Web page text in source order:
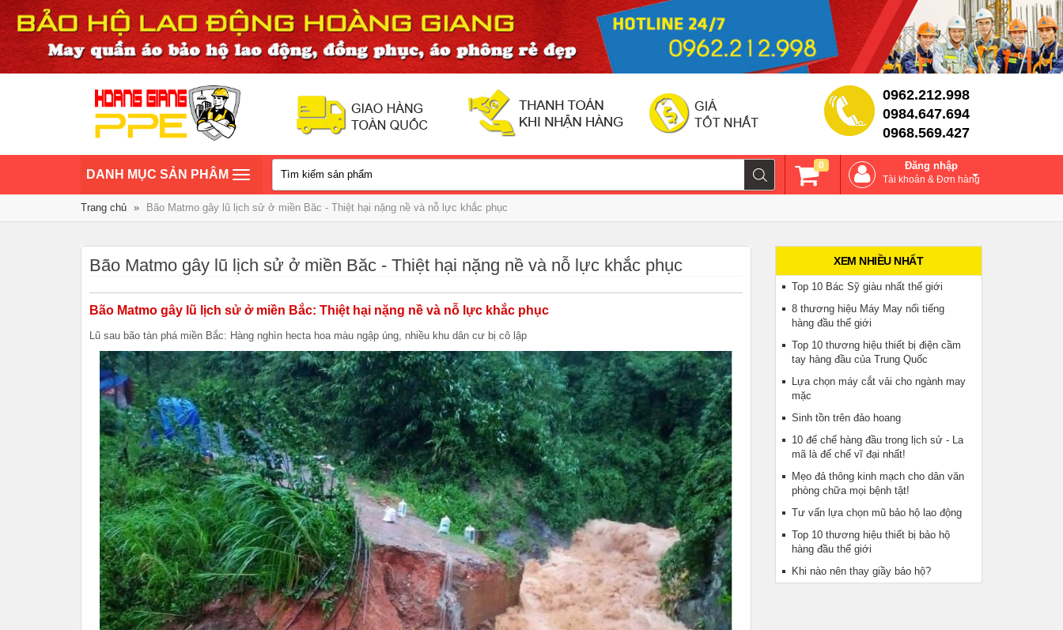
0962.212.998
0984.647.694
0968.569.427
Đăng nhập
Tài khoản & Đơn hàng
0
TOGGLE
NAVIGATION
DANH MỤC SẢN PHÂM
Trang chủ » Bão Matmo gây lũ lịch sử ở miền Băc - Thiệt hại nặng nề và nỗ lực khắc phục
Bão Matmo gây lũ lịch sử ở miền Băc - Thiệt hại nặng nề và nỗ lực khắc phục
Bão Matmo gây lũ lịch sử ở miền Bắc: Thiệt hại nặng nề và nỗ lực khắc phục
Lũ sau bão tàn phá miền Bắc: Hàng nghìn hecta hoa màu ngập úng, nhiều khu dân cư bị cô lập
XEM NHIỀU NHẤT
Top 10 Bác Sỹ giàu nhất thế giới
8 thương hiệu Máy May nổi tiếng
hàng đầu thế giới
Top 10 thương hiệu thiết bị điện cầm
tay hàng đầu của Trung Quốc
Lựa chọn máy cắt vải cho ngành may
mặc
Sinh tồn trên đảo hoang
10 đế chế hàng đầu trong lịch sử - La
mã là đế chế vĩ đại nhất!
Mẹo đả thông kinh mạch cho dân văn
phòng chữa mọi bệnh tật!
Tư vấn lựa chọn mũ bảo hộ lao động
Top 10 thương hiệu thiết bị bảo hộ
hàng đầu thế giới
Khi nào nên thay giầy bảo hộ?